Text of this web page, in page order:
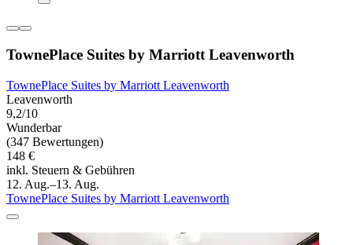
TownePlace Suites by Marriott Leavenworth
TownePlace Suites by Marriott Leavenworth
Leavenworth
9,2/10
Wunderbar
(347 Bewertungen)
148 €
inkl. Steuern & Gebühren
12. Aug.–13. Aug.
TownePlace Suites by Marriott Leavenworth